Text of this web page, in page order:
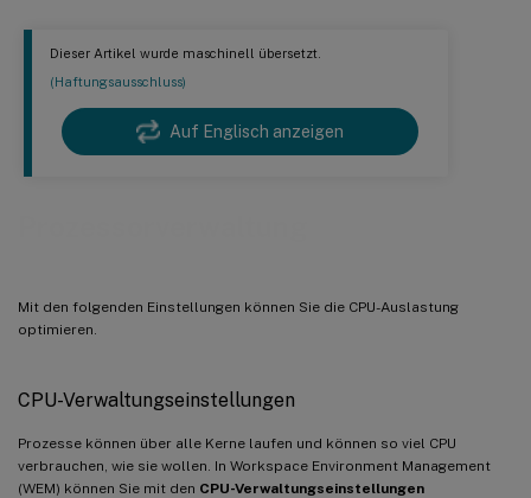
Dieser Artikel wurde maschinell übersetzt.
(Haftungsausschluss)
Auf Englisch anzeigen
Mit den folgenden Einstellungen können Sie die CPU-Auslastung
optimieren.
CPU-Verwaltungseinstellungen
Prozesse können über alle Kerne laufen und können so viel CPU
verbrauchen, wie sie wollen. In Workspace Environment Management
(WEM) können Sie mit den CPU-Verwaltungseinstellungen